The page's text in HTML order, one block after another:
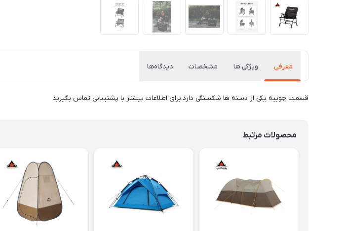
معرفی ویژگی ها مشخصات دیدگاه‌ها
قسمت چوبیه یکی از دسته ها شکستگی دارد.برای اطلاعات بیشتر با پشتیبانی تماس بگیرید
محصولات مرتبط